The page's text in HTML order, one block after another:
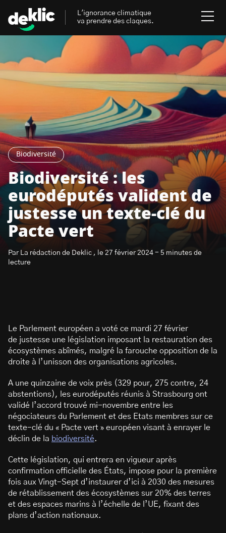
Biodiversité
Biodiversité : les
eurodéputés valident de
justesse un texte-clé du
Pacte vert
Par La rédaction de Deklic , le 27 février 2024 - 5 minutes de
lecture
Le Parlement européen a voté ce mardi 27 février
de justesse une législation imposant la restauration des
écosystèmes abîmés, malgré la farouche opposition de la
droite à l’unisson des organisations agricoles.
A une quinzaine de voix près (329 pour, 275 contre, 24
abstentions), les eurodéputés réunis à Strasbourg ont
validé l’accord trouvé mi-novembre entre les
négociateurs du Parlement et des Etats membres sur ce
texte-clé du « Pacte vert » européen visant à enrayer le
déclin de la biodiversité.
Cette législation, qui entrera en vigueur après
confirmation officielle des États, impose pour la première
fois aux Vingt-Sept d’instaurer d’ici à 2030 des mesures
de rétablissement des écosystèmes sur 20% des terres
et des espaces marins à l’échelle de l’UE, fixant des
plans d’action nationaux.
L'ignorance climatique
va prendre des claques.
Rechercher
:
Environnement
Aides, bons plans & cie
Énergies renouvelables
Mobilités durables
Gestes écologiques
Inspiré.es inspirant.es
Les mots clés les plus
recherchés sur Deklic
Transition Écologique deklic kids
interview Volte-face influenceur.se